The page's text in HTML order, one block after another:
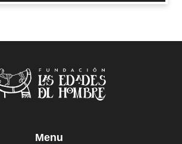
Menu